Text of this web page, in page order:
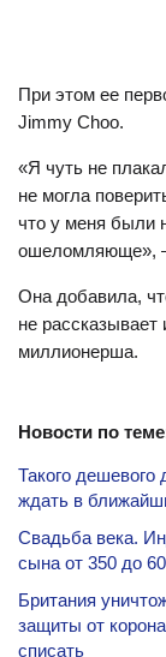
При этом ее
Jimmy Choo.
«Я чуть не
не могла
что у меня были
ошеломляюще»,
Она добавила,
не
миллионерша.
Новости по
Такого дешевого
ждать в
Свадьба века.
сына от 350 до
Британия
защиты от
списать